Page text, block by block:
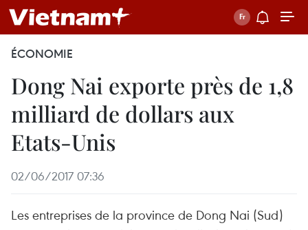
ÉCONOMIE
Dong Nai exporte près de 1,8
milliard de dollars aux
Etats-Unis
02/06/2017 07:36
Les entreprises de la province de Dong Nai (Sud)